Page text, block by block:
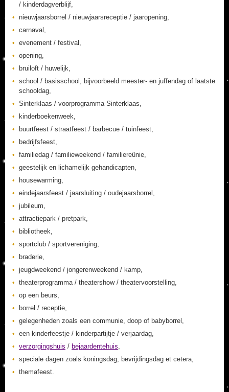
/ kinderdagverblijf,
nieuwjaarsborrel / nieuwjaarsreceptie / jaaropening,
carnaval,
evenement / festival,
opening,
bruiloft / huwelijk,
school / basisschool, bijvoorbeeld meester- en juffendag of laatste
schooldag,
Sinterklaas / voorprogramma Sinterklaas,
kinderboekenweek,
buurtfeest / straatfeest / barbecue / tuinfeest,
bedrijfsfeest,
familiedag / familieweekend / familiereünie,
geestelijk en lichamelijk gehandicapten,
housewarming,
eindejaarsfeest / jaarsluiting / oudejaarsborrel,
jubileum,
attractiepark / pretpark,
bibliotheek,
sportclub / sportvereniging,
braderie,
jeugdweekend / jongerenweekend / kamp,
theaterprogramma / theatershow / theatervoorstelling,
op een beurs,
borrel / receptie,
gelegenheden zoals een communie, doop of babyborrel,
een kinderfeestje / kinderpartijtje / verjaardag,
verzorgingshuis / bejaardentehuis,
speciale dagen zoals koningsdag, bevrijdingsdag et cetera,
themafeest.